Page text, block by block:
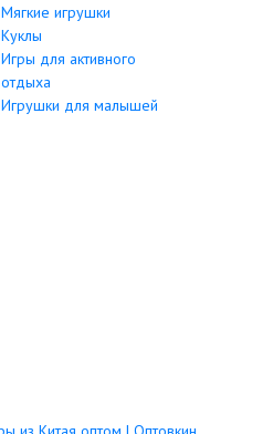
Мягкие игрушки
Куклы
Игры для активного
отдыха
Игрушки для малышей